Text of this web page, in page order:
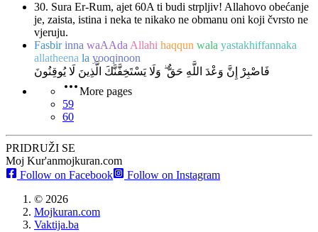
30. Sura Er-Rum, ajet 60A ti budi strpljiv! Allahovo obećanje
je, zaista, istina i neka te nikako ne obmanu oni koji čvrsto ne
vjeruju.
Fasbirinna waAAda Allahi haqqun wala yastakhiffannaka
allatheena la yooqinoon
فَاصْبِرْ إِنَّ وَعْدَ اللَّهِ حَقٌّ ۖ وَلَا يَسْتَخِفَّنَّكَ الَّذِينَ لَا يُوقِنُونَ
More pages
59
60
PRIDRUŽI SE
Moj Kur'anmojkuran.com
Follow on Facebook
Follow on Instagram
© 2026
Mojkuran.com
Vaktija.ba